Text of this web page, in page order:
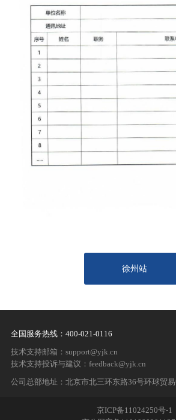
徐州站
全国服务热线：400-021-0116
技术支持邮箱：support@yjk.cn
技术支持投诉与建议：feedback@yjk.cn
公司总部地址：北京市北三环东路36号环球贸
京ICP备11024250号-1